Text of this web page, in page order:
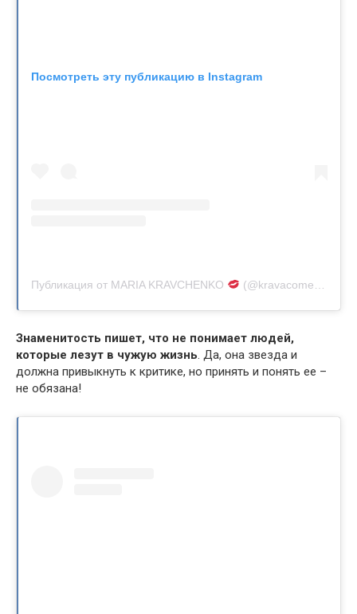
Посмотреть эту публикацию в Instagram
Публикация от MARIA KRAVCHENKO (@kravacomedy)
Знаменитость пишет, что не понимает людей,
которые лезут в чужую жизнь. Да, она звезда и
должна привыкнуть к критике, но принять и понять ее –
не обязана!